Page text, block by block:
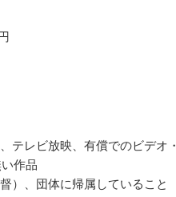
テレビ放映、有償でのビデオ・
作品
）、団体に帰属していること